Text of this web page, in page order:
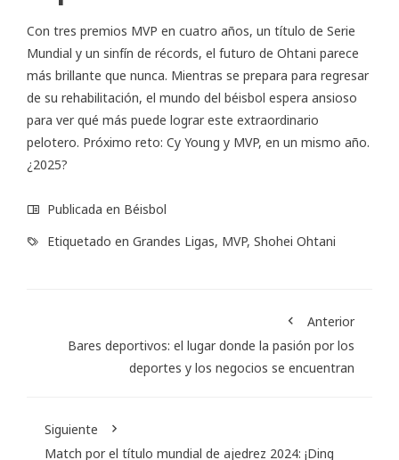
Con tres premios MVP en cuatro años, un título de Serie
Mundial y un sinfín de récords, el futuro de Ohtani parece
más brillante que nunca. Mientras se prepara para regresar
de su rehabilitación, el mundo del béisbol espera ansioso
para ver qué más puede lograr este extraordinario
pelotero. Próximo reto: Cy Young y MVP, en un mismo año.
¿2025?
Publicada en Béisbol
Etiquetado en Grandes Ligas, MVP, Shohei Ohtani
Anterior
Bares deportivos: el lugar donde la pasión por los
deportes y los negocios se encuentran
Siguiente
Match por el título mundial de ajedrez 2024: ¡Ding